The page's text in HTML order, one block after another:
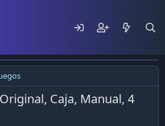
Caja, Manual, 4